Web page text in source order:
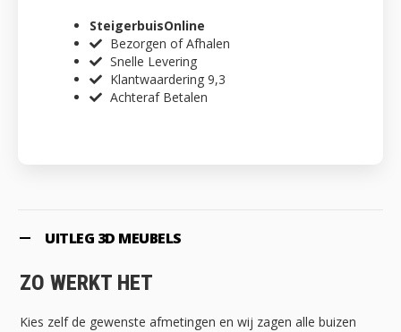
SteigerbuisOnline
Bezorgen of Afhalen
Snelle Levering
Klantwaardering 9,3
Achteraf Betalen
UITLEG 3D MEUBELS
ZO WERKT HET
Kies zelf de gewenste afmetingen en wij zagen alle buizen